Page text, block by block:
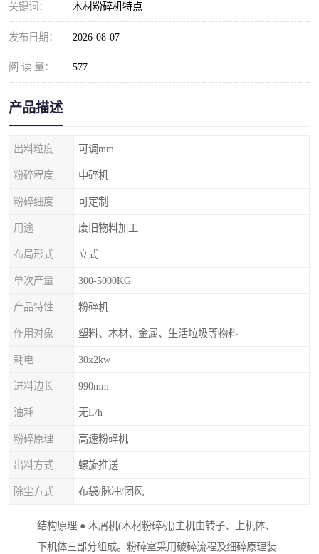
关键词： 木材粉碎机特点
发布日期： 2026-08-07
阅 读 量： 577
产品描述
出料粒度 可调mm
粉碎程度 中碎机
粉碎细度 可定制
用途 废旧物料加工
布局形式 立式
单次产量 300-5000KG
产品特性 粉碎机
作用对象 塑料、木材、金属、生活垃圾等物料
耗电 30x2kw
进料边长 990mm
油耗 无L/h
粉碎原理 高速粉碎机
出料方式 螺旋推送
除尘方式 布袋/脉冲/闭风
结构原理 ● 木屑机(木材粉碎机)主机由转子、上机体、
下机体三部分组成。粉碎室采用破碎流程及细碎原理装